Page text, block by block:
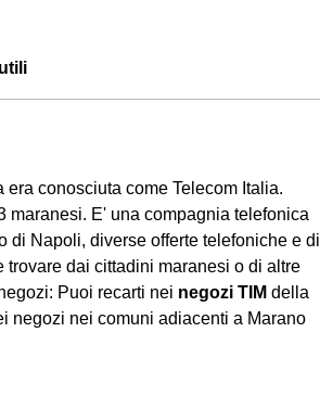
conosciuta come Telecom Italia.
E' una compagnia telefonica
di Napoli, diverse offerte telefoniche e di
trovare dai cittadini maranesi o di altre
Puoi recarti nei negozi TIM della
negozi nei comuni adiacenti a Marano